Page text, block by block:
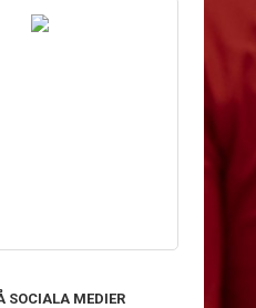
SOCIALA MEDIER